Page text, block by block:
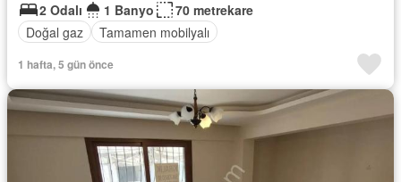
2 Odalı
1 Banyo
70 metrekare
Doğal gaz
Tamamen mobilyalı
1 hafta, 5 gün önce